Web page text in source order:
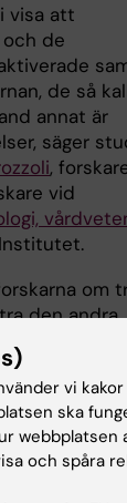
visa att
de
de så
annat är
säger
,
vid
om
den
En
annan
vi
ska
webbplatsen
och spåra